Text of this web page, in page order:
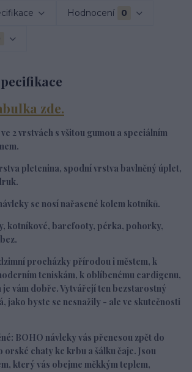
Hodnocení 0
zde.
2 vrstvách s všitou gumou a speciálním
pletenina, spodní vrstva bavlněný úplet,
se nosí nařasené kolem kotníků.
kotníkové, barefooty, pérka, pohorky,
procházky přírodou i městem, k
teniskám, k oblíbenému cardigenu,
je vám dobře. Vytvářejí ten bezstarostný
jako byste se nesnažily - ale ve skutečnosti
BOHO návleky vás přenesou zpět do
orské chaty ke krbu a šálku čaje. Jsou
který vás obejme měkkým teplem,